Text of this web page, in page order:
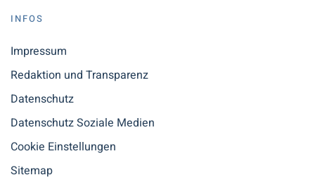
INFOS
Impressum
Redaktion und Transparenz
Datenschutz
Datenschutz Soziale Medien
Cookie Einstellungen
Sitemap